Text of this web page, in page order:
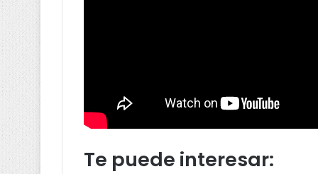
Te puede interesar: